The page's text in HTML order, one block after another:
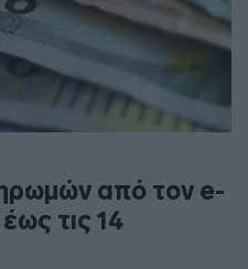
από τον e-
τις 14